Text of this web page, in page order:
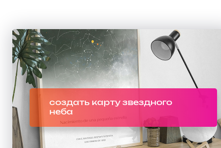
создать карту звездного
неба